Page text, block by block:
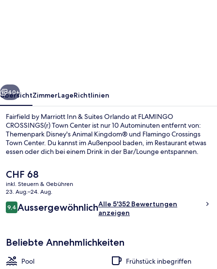
Orlando
at
FLAMINGO
CROSSINGS(r)
Town
Weiter
40+
ÜbersichtZimmerLageRichtlinien
Fairfield by Marriott Inn & Suites Orlando at FLAMINGO
CROSSINGS(r) Town Center ist nur 10 Autominuten entfernt von:
Themenpark Disney's Animal Kingdom® und Flamingo Crossings
Town Center. Du kannst im Außenpool baden, im Restaurant etwas
essen oder dich bei einem Drink in der Bar/Lounge entspannen.
Poolbar, einen rund um die Uhr geöffneten Fitnessbereich sowie
Shuttle zum Freizeitpark. Anderen Reisenden gefallen der Pool und
das hilfsbereite Personal sehr gut.
Der
aktuelle
Preis
CHF 68.
CHF 68
inkl. Steuern & Gebühren
23. Aug.–24. Aug.
Bewertungen
9,49,4 von 10.
AussergewöhnlichAlle 5'352 Bewertungen
anzeigen
Beliebte Annehmlichkeiten
Pool
Frühstück inbegriffen